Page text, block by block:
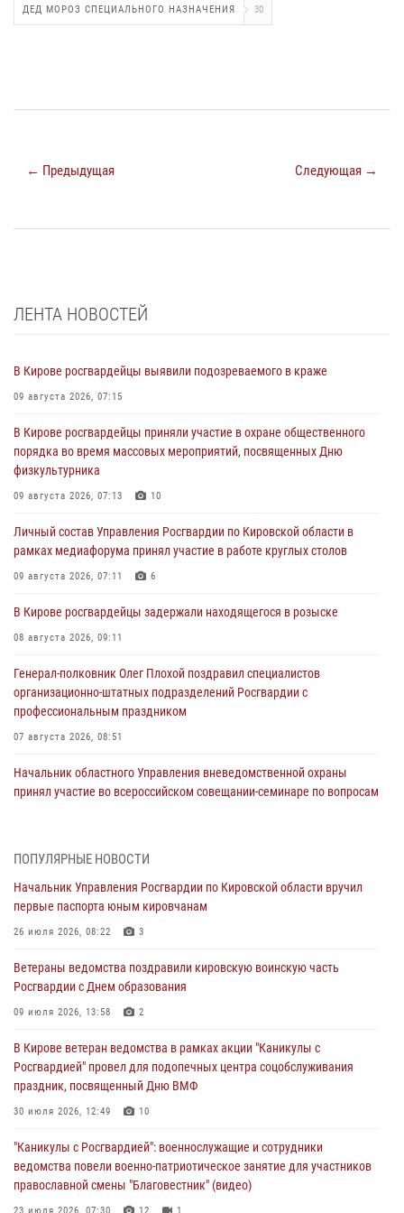
ДЕД МОРОЗ СПЕЦИАЛЬНОГО НАЗНАЧЕНИЯ 30
← Предыдущая Следующая →
ЛЕНТА НОВОСТЕЙ
В Кирове росгвардейцы выявили подозреваемого в краже
09 августа 2026, 07:15
В Кирове росгвардейцы приняли участие в охране общественного
порядка во время массовых мероприятий, посвященных Дню
физкультурника
09 августа 2026, 07:13 10
Личный состав Управления Росгвардии по Кировской области в
рамках медиафорума принял участие в работе круглых столов
09 августа 2026, 07:11 6
В Кирове росгвардейцы задержали находящегося в розыске
08 августа 2026, 09:11
Генерал-полковник Олег Плохой поздравил специалистов
организационно-штатных подразделений Росгвардии с
профессиональным праздником
07 августа 2026, 08:51
Начальник областного Управления вневедомственной охраны
принял участие во всероссийском совещании-семинаре по вопросам
инструмента
07 августа 2026, 08:39
хулиганстве
06 августа 2026, 07:00
почетные знаки и грамоты росгвардейцам (видео)
05 августа 2026, 11:00
В Кирове росгвардейцы задержали подозреваемую в сбыте
04 августа 2026, 09:30
ПОПУЛЯРНЫЕ НОВОСТИ
Начальник Управления Росгвардии по Кировской области вручил
первые паспорта юным кировчанам
26 июля 2026, 08:22 3
Ветераны ведомства поздравили кировскую воинскую часть
Росгвардии с Днем образования
09 июля 2026, 13:58 2
В Кирове ветеран ведомства в рамках акции "Каникулы с
Росгвардией" провел для подопечных центра соцобслуживания
праздник, посвященный Дню ВМФ
30 июля 2026, 12:49 10
"Каникулы с Росгвардией": военнослужащие и сотрудники
ведомства повели военно-патриотическое занятие для участников
православной смены "Благовестник" (видео)
23 июля 2026, 07:30 12 1